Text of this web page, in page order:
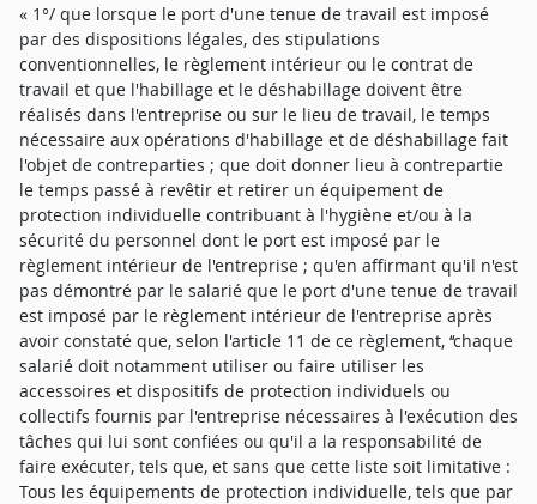
« 1°/ que lorsque le port d'une tenue de travail est imposé
par des dispositions légales, des stipulations
conventionnelles, le règlement intérieur ou le contrat de
travail et que l'habillage et le déshabillage doivent être
réalisés dans l'entreprise ou sur le lieu de travail, le temps
nécessaire aux opérations d'habillage et de déshabillage fait
l'objet de contreparties ; que doit donner lieu à contrepartie
le temps passé à revêtir et retirer un équipement de
protection individuelle contribuant à l'hygiène et/ou à la
sécurité du personnel dont le port est imposé par le
règlement intérieur de l'entreprise ; qu'en affirmant qu'il n'est
pas démontré par le salarié que le port d'une tenue de travail
est imposé par le règlement intérieur de l'entreprise après
avoir constaté que, selon l'article 11 de ce règlement, ‘‘chaque
salarié doit notamment utiliser ou faire utiliser les
accessoires et dispositifs de protection individuels ou
collectifs fournis par l'entreprise nécessaires à l'exécution des
tâches qui lui sont confiées ou qu'il a la responsabilité de
faire exécuter, tels que, et sans que cette liste soit limitative :
Tous les équipements de protection individuelle, tels que par